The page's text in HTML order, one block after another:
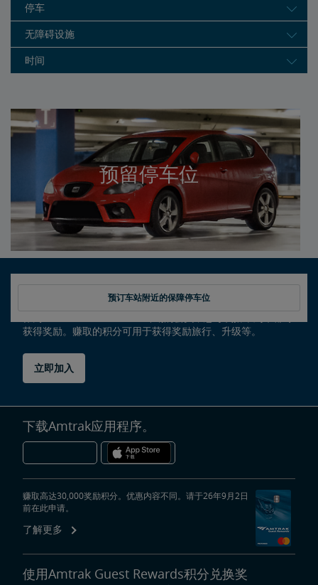
停车
无障碍设施
时间
预留停车位
预订车站附近的保障停车位
获得奖励。赚取的积分可用于获得奖励旅行、升级等。
立即加入
下载Amtrak应用程序。
赚取高达30,000奖励积分。优惠内容不同。请于26年9月2日
前在此申请。
了解更多
使用Amtrak Guest Rewards积分兑换奖